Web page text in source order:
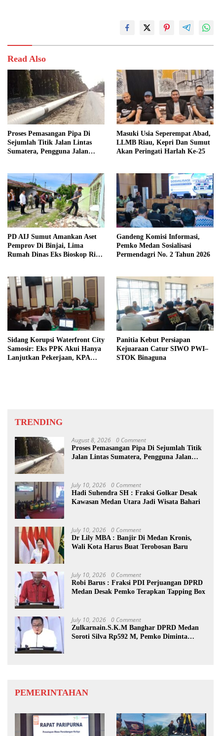
Read Also
Proses Pemasangan Pipa Di
Sejumlah Titik Jalan Lintas
Sumatera, Pengguna Jalan
Masuki Usia Seperempat Abad,
LLMB Riau, Kepri Dan Sumut
Akan Peringati Harlah Ke-25
PD AIJ Sumut Amankan Aset
Pemprov Di Binjai, Lima
Rumah Dinas Eks Bioskop Ria
Gandeng Komisi Informasi,
Pemko Medan Sosialisasi
Permendagri No. 2 Tahun 2026
Sidang Korupsi Waterfront City
Samosir: Eks PPK Akui Hanya
Lanjutkan Pekerjaan, KPA
Panitia Kebut Persiapan
Kejuaraan Catur SIWO PWI–
STOK Binaguna
TRENDING
August 8, 2026 0 Comment
Proses Pemasangan Pipa Di Sejumlah Titik
Jalan Lintas Sumatera, Pengguna Jalan
July 10, 2026 0 Comment
Hadi Suhendra SH : Fraksi Golkar Desak
Kawasan Medan Utara Jadi Wisata Bahari
July 10, 2026 0 Comment
Dr Lily MBA : Banjir Di Medan Kronis,
Wali Kota Harus Buat Terobosan Baru
July 10, 2026 0 Comment
Robi Barus : Fraksi PDI Perjuangan DPRD
Medan Desak Pemko Terapkan Tapping Box
July 10, 2026 0 Comment
Zulkarnain.S.K.M Banghar DPRD Medan
Soroti Silva Rp592 M, Pemko Diminta
PEMERINTAHAN